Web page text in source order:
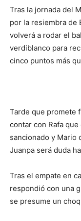
Tras la jornada del
por la resiembra de
volverá a rodar el
verdiblanco para
cinco puntos más
Tarde que promete
contar con Rafa
sancionado y Mario
Juanpa será duda
Tras el empate en
respondió con una
se presume un